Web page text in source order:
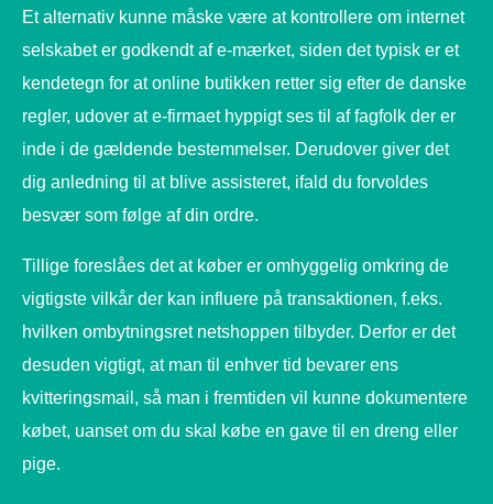
Et alternativ kunne måske være at kontrollere om internet
selskabet er godkendt af e-mærket, siden det typisk er et
kendetegn for at online butikken retter sig efter de danske
regler, udover at e-firmaet hyppigt ses til af fagfolk der er
inde i de gældende bestemmelser. Derudover giver det
dig anledning til at blive assisteret, ifald du forvoldes
besvær som følge af din ordre.
Tillige foreslåes det at køber er omhyggelig omkring de
vigtigste vilkår der kan influere på transaktionen, f.eks.
hvilken ombytningsret netshoppen tilbyder. Derfor er det
desuden vigtigt, at man til enhver tid bevarer ens
kvitteringsmail, så man i fremtiden vil kunne dokumentere
købet, uanset om du skal købe en gave til en dreng eller
pige.